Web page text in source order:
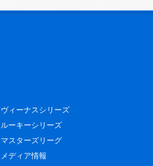
ヴィーナスシリーズ
ルーキーシリーズ
マスターズリーグ
メディア情報